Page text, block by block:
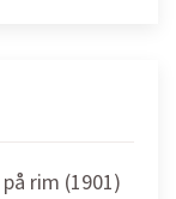
rim (1901)